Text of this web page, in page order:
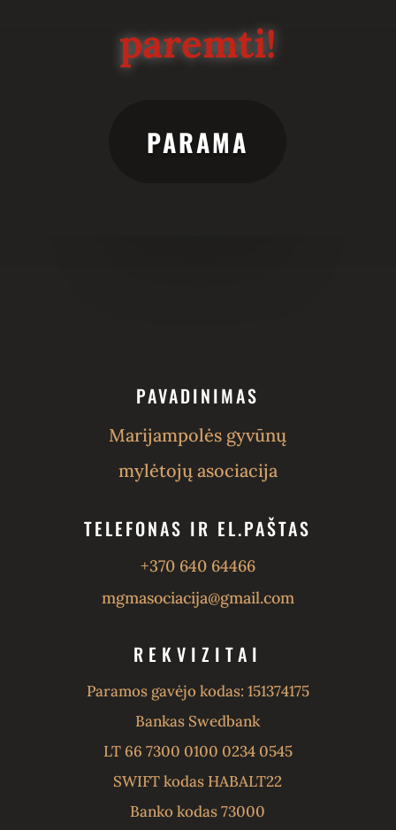
paremti!
PARAMA
PAVADINIMAS
Marijampolės gyvūnų
mylėtojų asociacija
TELEFONAS IR EL.PAŠTAS
+370 640 64466
mgmasociacija@gmail.com
REKVIZITAI
Paramos gavėjo kodas: 151374175
Bankas Swedbank
LT 66 7300 0100 0234 0545
SWIFT kodas HABALT22
Banko kodas 73000